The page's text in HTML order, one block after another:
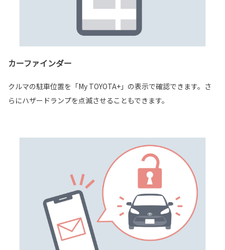
カーファインダー
クルマの駐車位置を「My TOYOTA+」の表示で確認できます。さ
らにハザードランプを点滅させることもできます。